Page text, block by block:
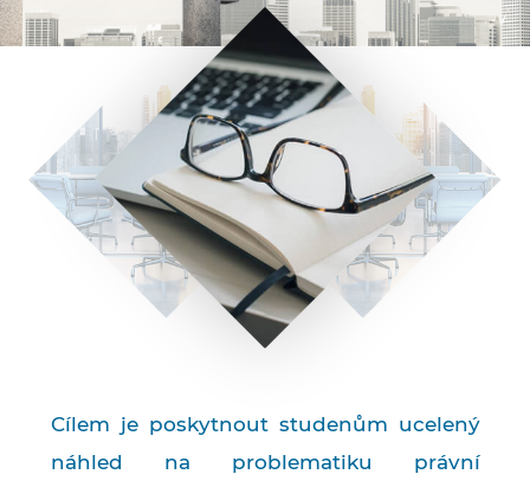
Cílem je poskytnout studenům ucelený
náhled na problematiku právní